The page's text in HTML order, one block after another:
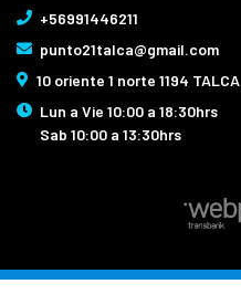
+56991446211
punto21talca@gmail.com
10 oriente 1 norte 1194 TALCA
Lun a Vie 10:00 a 18:30hrs
Sab 10:00 a 13:30hrs